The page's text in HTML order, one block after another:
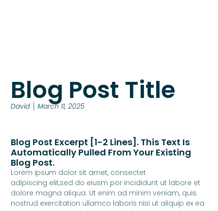
Blog Post Title
David March 11, 2025
Blog Post Excerpt [1-2 Lines]. This Text Is
Automatically Pulled From Your Existing
Blog Post.
Lorem ipsum dolor sit amet, consectet
adipiscing elit,sed do eiusm por incididunt ut labore et
dolore magna aliqua. Ut enim ad minim veniam, quis
nostrud exercitation ullamco laboris nisi ut aliquip ex ea